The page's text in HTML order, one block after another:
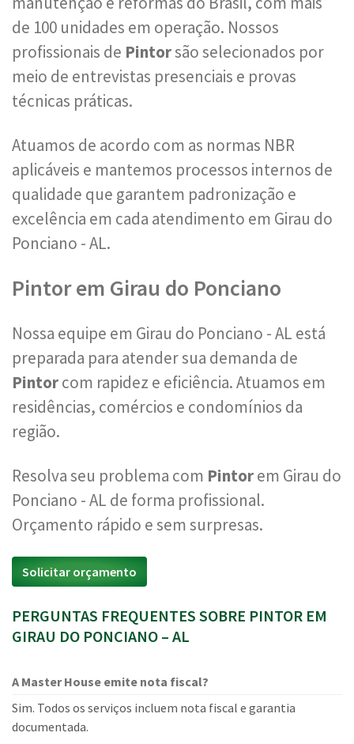
de 100 unidades em operação. Nossos
profissionais de Pintorsão selecionados por
meio de entrevistas presenciais e provas
técnicas práticas.
Atuamos de acordo com as normas NBR
aplicáveis e mantemos processos internos de
qualidade que garantem padronização e
excelência em cada atendimento em Girau do
Ponciano - AL.
Pintor em Girau do Ponciano
Nossa equipe em Girau do Ponciano - AL está
preparada para atender sua demanda de
Pintorcom rapidez e eficiência. Atuamos em
residências, comércios e condomínios da
região.
Resolva seu problema com Pintorem Girau do
Ponciano - AL de forma profissional.
Orçamento rápido e sem surpresas.
Solicitar orçamento
PERGUNTAS FREQUENTES SOBRE PINTOR EM
GIRAU DO PONCIANO – AL
A Master House emite nota fiscal?
Sim. Todos os serviços incluem nota fiscal e garantia
documentada.